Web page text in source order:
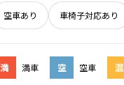
空車あり 車椅子対応あり
満 満車 空 空車 混